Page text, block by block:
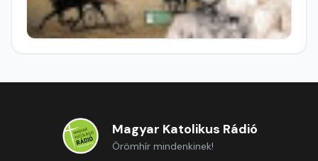
Magyar Katolikus Rádió
Örömhír mindenkinek!